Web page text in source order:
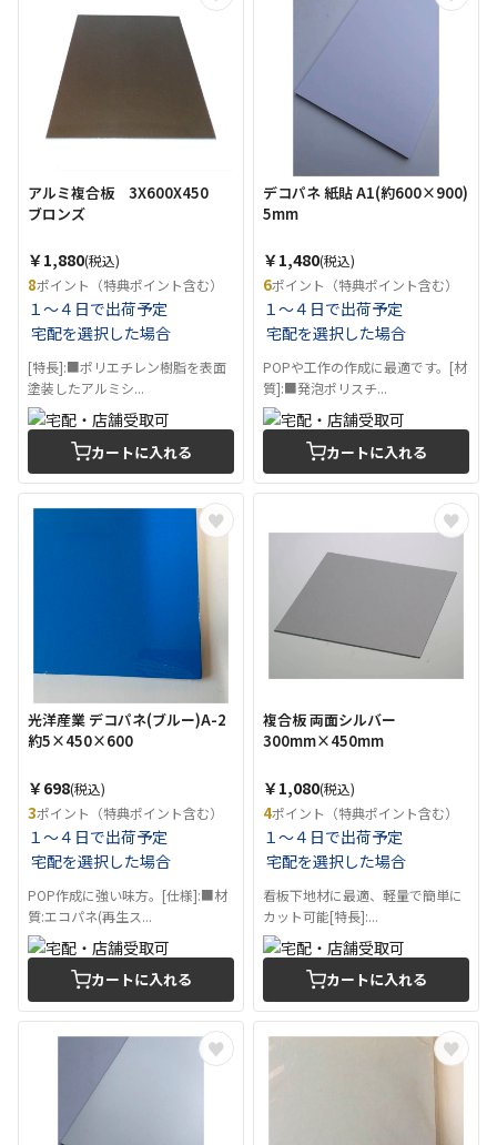
アルミ複合板 3X600X450
ブロンズ
￥1,880(税込)
8ポイント（特典ポイント含む）
１～４日で出荷予定
宅配を選択した場合
[特長]:■ポリエチレン樹脂を表面
塗装したアルミシ...
カートに入れる
デコパネ 紙貼 A1(約600×900)
5mm
￥1,480(税込)
6ポイント（特典ポイント含む）
１～４日で出荷予定
宅配を選択した場合
POPや工作の作成に最適です。[材
質]:■発泡ポリスチ...
カートに入れる
光洋産業 デコパネ(ブルー)A-2
約5×450×600
￥698(税込)
3ポイント（特典ポイント含む）
１～４日で出荷予定
宅配を選択した場合
POP作成に強い味方。[仕様]:■材
質:エコパネ(再生ス...
カートに入れる
複合板 両面シルバー
300mm×450mm
￥1,080(税込)
4ポイント（特典ポイント含む）
１～４日で出荷予定
宅配を選択した場合
看板下地材に最適、軽量で簡単に
カット可能[特長]:...
カートに入れる